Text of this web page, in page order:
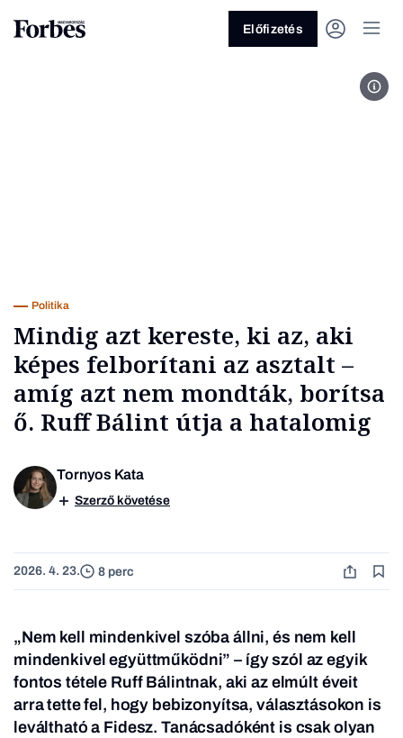
Előfizetés
Politika
Mindig azt kereste, ki az, aki
képes felborítani az asztalt –
amíg azt nem mondták, borítsa
ő. Ruff Bálint útja a hatalomig
Tornyos Kata
Szerző követése
2026. 4. 23. 8 perc
„Nem kell mindenkivel szóba állni, és nem kell
mindenkivel együttműködni” – így szól az egyik
fontos tétele Ruff Bálintnak, aki az elmúlt éveit
arra tette fel, hogy bebizonyítsa, választásokon is
leváltható a Fidesz. Tanácsadóként is csak olyan